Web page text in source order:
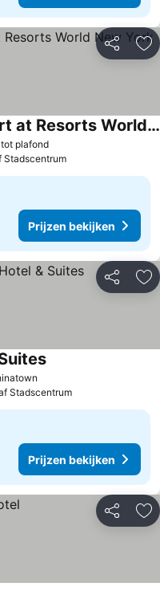
Delen
plafondPrijzen bekijken
Hyatt Regency JFK Airport at Resorts World New York
Stadscentrum
Prijzen bekijken
Delen
Prijzen bekijken
Stadscentrum
Prijzen bekijken
Delen